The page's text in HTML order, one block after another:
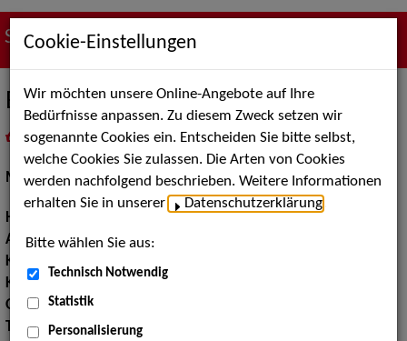
Suche nach Künstler*innen
Elke A.
als PDF speichern
inMeine Merklistelegen
Models / Werbung:Fotomodell
Haarfarbe:
Augenfarbe:blau
Körpergröße:
Konfektionsgröße:
36 38
Oberweite:90
Taille:
71
Cookie-Einstellungen
Wir möchten unsere Online-Angebote auf Ihre
Bedürfnisse anpassen. Zu diesem Zweck setzen wir
sogenannte Cookies ein. Entscheiden Sie bitte selbst,
welche Cookies Sie zulassen. Die Arten von Cookies
werden nachfolgend beschrieben. Weitere Informationen
erhalten Sie in unserer
Datenschutzerklärung
Bitte wählen Sie aus:
Technisch Notwendig
Statistik
Personalisierung